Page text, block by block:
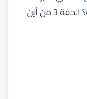
المياه الجارية والرياح على اليابسة؟ الحفة 3 من أين